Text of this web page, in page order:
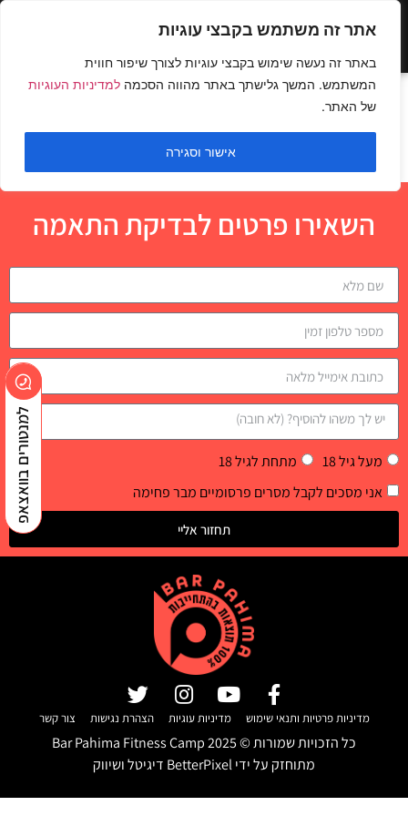
אתר זה משתמש בקבצי עוגיות
באתר זה נעשה שימוש בקבצי עוגיות לצורך שיפור חווית
המשתמש. המשך גלישתך באתר מהווה הסכמה למדיניות העוגיות
של האתר.
אישור וסגירה
כפיפה עם משקולות
בשיפוע ספסל עליון
השאירו פרטים לבדיקת התאמה
מעל גיל 18
מתחת לגיל 18
אני מסכים לקבל מסרים פרסומיים מבר פחימה
תחזור אליי
מדיניות פרטיות ותנאי שימוש מדיניות עוגיות הצהרת נגישות צור קשר
כל הזכויות שמורות © Bar Pahima Fitness Camp2025
מתוחזק על ידיBetterPixel דיגיטל ושיווק
למנטורים בוואצאפ